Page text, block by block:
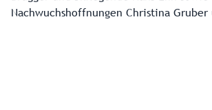
Nachwuchshoffnungen Christina